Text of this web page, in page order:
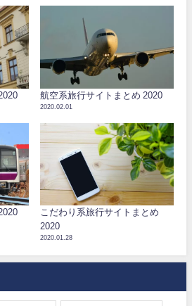
航空系旅行サイトまとめ 2020
2020.02.01
こだわり系旅行サイトまとめ
2020
2020.01.28